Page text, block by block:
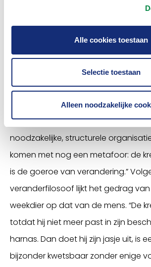
Alle cookies toestaan
Selectie toestaan
Alleen noodzakelijke
stoomboot een gamechanger
vandaag de dag bijvoorbeeld voor
intelligence. Om tot structurele
organisatieverandering te komen,
langetermijninvesteringen in tijd en
Mandour schetst de oplossing om
noodzakelijke, structurele
komen met nog een metafoor: de
is de goeroe van verandering.”
veranderfilosoof lijkt het gedrag van
weekdier op dat van de mens. “De
totdat hij niet meer past in zijn
harnas. Dan doet hij zijn jasje uit, is
bijzonder kwetsbaar zonder enige